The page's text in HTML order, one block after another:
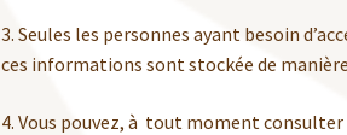
3. Seules les personnes ayant besoin
ces informations sont stockée de
4. Vous pouvez, à tout moment